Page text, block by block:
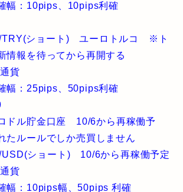
幅：10pips、10pips利確
TRY(ショート) ユーロトルコ ※ト
情報を待ってから再開する
貨
幅：25pips、50pips利確
ル貯金口座 10/6から再稼働予
ルールでしか売買しません
USD(ショート) 10/6から再稼働予定
貨
幅：10pips幅、50pips 利確